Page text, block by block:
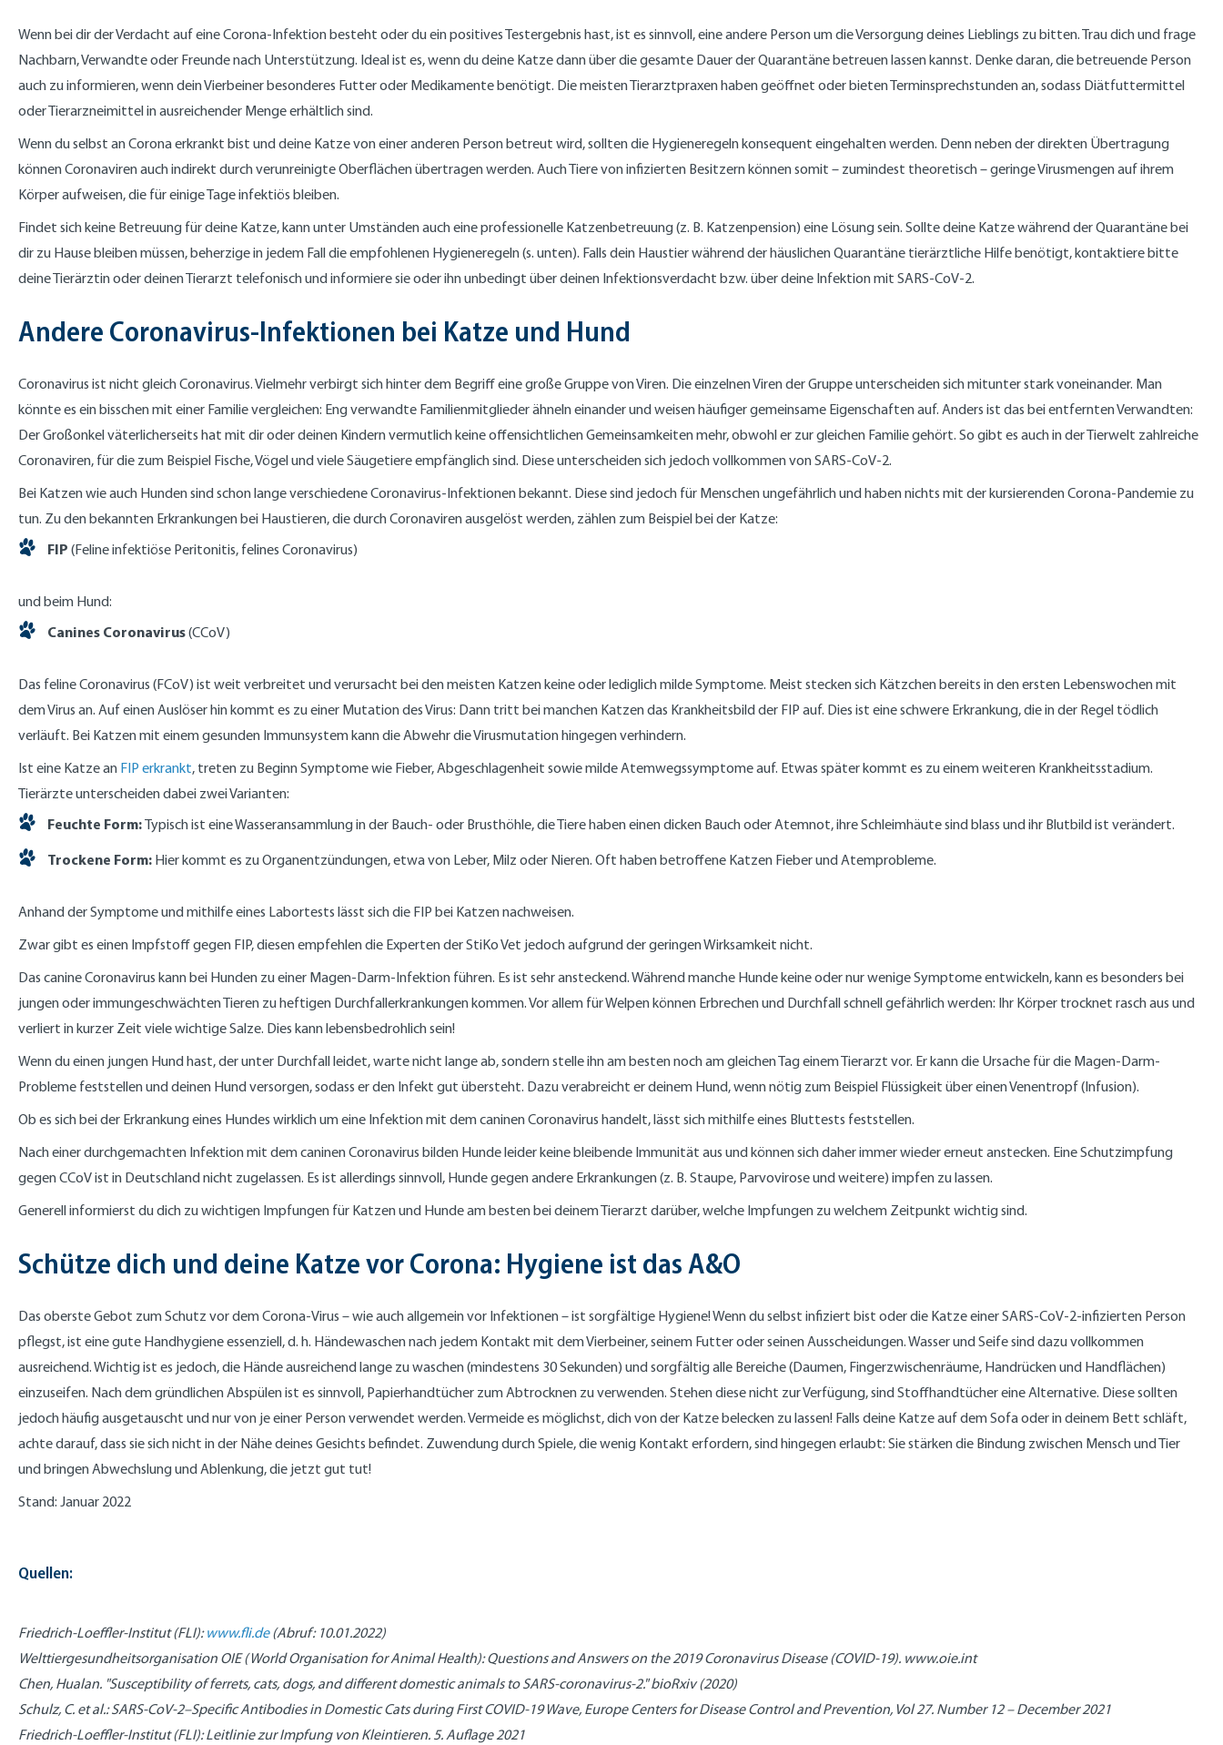
Wenn bei dir der Verdacht auf eine Corona-Infektion besteht oder du ein positives Testergebnis hast, ist es sinnvoll, eine andere Person um die Versorgung deines Lieblings zu bitten. Trau dich und frage
Nachbarn, Verwandte oder Freunde nach Unterstützung. Ideal ist es, wenn du deine Katze dann über die gesamte Dauer der Quarantäne betreuen lassen kannst. Denke daran, die betreuende Person
auch zu informieren, wenn dein Vierbeiner besonderes Futter oder Medikamente benötigt. Die meisten Tierarztpraxen haben geöffnet oder bieten Terminsprechstunden an, sodass Diätfuttermittel
oder Tierarzneimittel in ausreichender Menge erhältlich sind.
Wenn du selbst an Corona erkrankt bist und deine Katze von einer anderen Person betreut wird, sollten die Hygieneregeln konsequent eingehalten werden. Denn neben der direkten Übertragung
können Coronaviren auch indirekt durch verunreinigte Oberflächen übertragen werden. Auch Tiere von infizierten Besitzern können somit – zumindest theoretisch – geringe Virusmengen auf ihrem
Körper aufweisen, die für einige Tage infektiös bleiben.
Findet sich keine Betreuung für deine Katze, kann unter Umständen auch eine professionelle Katzenbetreuung (z. B. Katzenpension) eine Lösung sein. Sollte deine Katze während der Quarantäne bei
dir zu Hause bleiben müssen, beherzige in jedem Fall die empfohlenen Hygieneregeln (s. unten). Falls dein Haustier während der häuslichen Quarantäne tierärztliche Hilfe benötigt, kontaktiere bitte
deine Tierärztin oder deinen Tierarzt telefonisch und informiere sie oder ihn unbedingt über deinen Infektionsverdacht bzw. über deine Infektion mit SARS-CoV-2.
Andere Coronavirus-Infektionen bei Katze und Hund
Coronavirus ist nicht gleich Coronavirus. Vielmehr verbirgt sich hinter dem Begriff eine große Gruppe von Viren. Die einzelnen Viren der Gruppe unterscheiden sich mitunter stark voneinander. Man
könnte es ein bisschen mit einer Familie vergleichen: Eng verwandte Familienmitglieder ähneln einander und weisen häufiger gemeinsame Eigenschaften auf. Anders ist das bei entfernten Verwandten:
Der Großonkel väterlicherseits hat mit dir oder deinen Kindern vermutlich keine offensichtlichen Gemeinsamkeiten mehr, obwohl er zur gleichen Familie gehört. So gibt es auch in der Tierwelt zahlreiche
Coronaviren, für die zum Beispiel Fische, Vögel und viele Säugetiere empfänglich sind. Diese unterscheiden sich jedoch vollkommen von SARS-CoV-2.
Bei Katzen wie auch Hunden sind schon lange verschiedene Coronavirus-Infektionen bekannt. Diese sind jedoch für Menschen ungefährlich und haben nichts mit der kursierenden Corona-Pandemie zu
tun. Zu den bekannten Erkrankungen bei Haustieren, die durch Coronaviren ausgelöst werden, zählen zum Beispiel bei der Katze:
FIP (Feline infektiöse Peritonitis, felines Coronavirus)
und beim Hund:
Canines Coronavirus(CCoV)
Das feline Coronavirus (FCoV) ist weit verbreitet und verursacht bei den meisten Katzen keine oder lediglich milde Symptome. Meist stecken sich Kätzchen bereits in den ersten Lebenswochen mit
dem Virus an. Auf einen Auslöser hin kommt es zu einer Mutation des Virus: Dann tritt bei manchen Katzen das Krankheitsbild der FIP auf. Dies ist eine schwere Erkrankung, die in der Regel tödlich
verläuft. Bei Katzen mit einem gesunden Immunsystem kann die Abwehr die Virusmutation hingegen verhindern.
Ist eine Katze an FIP erkrankt, treten zu Beginn Symptome wie Fieber, Abgeschlagenheit sowie milde Atemwegssymptome auf. Etwas später kommt es zu einem weiteren Krankheitsstadium.
Tierärzte unterscheiden dabei zwei Varianten:
Feuchte Form:Typisch ist eine Wasseransammlung in der Bauch- oder Brusthöhle, die Tiere haben einen dicken Bauch oder Atemnot, ihre Schleimhäute sind blass und ihr Blutbild ist verändert.
Trockene Form: Hier kommt es zu Organentzündungen, etwa von Leber, Milz oder Nieren. Oft haben betroffene Katzen Fieber und Atemprobleme.
Anhand der Symptome und mithilfe eines Labortests lässt sich die FIP bei Katzen nachweisen.
Zwar gibt es einen Impfstoff gegen FIP, diesen empfehlen die Experten der StiKo Vet jedoch aufgrund der geringen Wirksamkeit nicht.
Das canine Coronavirus kann bei Hunden zu einer Magen-Darm-Infektion führen. Es ist sehr ansteckend. Während manche Hunde keine oder nur wenige Symptome entwickeln, kann es besonders bei
jungen oder immungeschwächten Tieren zu heftigen Durchfallerkrankungen kommen. Vor allem für Welpen können Erbrechen und Durchfall schnell gefährlich werden: Ihr Körper trocknet rasch aus und
verliert in kurzer Zeit viele wichtige Salze. Dies kann lebensbedrohlich sein!
Wenn du einen jungen Hund hast, der unter Durchfall leidet, warte nicht lange ab, sondern stelle ihn am besten noch am gleichen Tag einem Tierarzt vor. Er kann die Ursache für die Magen-Darm-
Probleme feststellen und deinen Hund versorgen, sodass er den Infekt gut übersteht. Dazu verabreicht er deinem Hund, wenn nötig zum Beispiel Flüssigkeit über einen Venentropf (Infusion).
Ob es sich bei der Erkrankung eines Hundes wirklich um eine Infektion mit dem caninen Coronavirus handelt, lässt sich mithilfe eines Bluttests feststellen.
Nach einer durchgemachten Infektion mit dem caninen Coronavirus bilden Hunde leider keine bleibende Immunität aus und können sich daher immer wieder erneut anstecken. Eine Schutzimpfung
gegen CCoV ist in Deutschland nicht zugelassen. Es ist allerdings sinnvoll, Hunde gegen andere Erkrankungen (z. B. Staupe, Parvovirose und weitere) impfen zu lassen.
Generell informierst du dich zu wichtigen Impfungen für Katzen und Hunde am besten bei deinem Tierarzt darüber, welche Impfungen zu welchem Zeitpunkt wichtig sind.
Schütze dich und deine Katze vor Corona: Hygiene ist das A&O
Das oberste Gebot zum Schutz vor dem Corona-Virus – wie auch allgemein vor Infektionen – ist sorgfältige Hygiene! Wenn du selbst infiziert bist oder die Katze einer SARS-CoV-2-infizierten Person
pflegst, ist eine gute Handhygiene essenziell, d. h. Händewaschen nach jedem Kontakt mit dem Vierbeiner, seinem Futter oder seinen Ausscheidungen. Wasser und Seife sind dazu vollkommen
ausreichend. Wichtig ist es jedoch, die Hände ausreichend lange zu waschen (mindestens 30 Sekunden) und sorgfältig alle Bereiche (Daumen, Fingerzwischenräume, Handrücken und Handflächen)
einzuseifen. Nach dem gründlichen Abspülen ist es sinnvoll, Papierhandtücher zum Abtrocknen zu verwenden. Stehen diese nicht zur Verfügung, sind Stoffhandtücher eine Alternative. Diese sollten
jedoch häufig ausgetauscht und nur von je einer Person verwendet werden. Vermeide es möglichst, dich von der Katze belecken zu lassen! Falls deine Katze auf dem Sofa oder in deinem Bett schläft,
achte darauf, dass sie sich nicht in der Nähe deines Gesichts befindet. Zuwendung durch Spiele, die wenig Kontakt erfordern, sind hingegen erlaubt: Sie stärken die Bindung zwischen Mensch und Tier
und bringen Abwechslung und Ablenkung, die jetzt gut tut!
Stand: Januar 2022
Quellen:
Friedrich-Loeffler-Institut (FLI):www.fli.de(Abruf: 10.01.2022)
Welttiergesundheitsorganisation OIE (World Organisation for Animal Health): Questions and Answers on the 2019 Coronavirus Disease (COVID-19). www.oie.int
Chen, Hualan. "Susceptibility of ferrets, cats, dogs, and different domestic animals to SARS-coronavirus-2." bioRxiv (2020)
Schulz, C. et al.: SARS-CoV-2–Specific Antibodies in Domestic Cats during First COVID-19 Wave, Europe Centers for Disease Control and Prevention, Vol 27. Number 12 – December 2021
Friedrich-Loeffler-Institut (FLI): Leitlinie zur Impfung von Kleintieren. 5. Auflage 2021